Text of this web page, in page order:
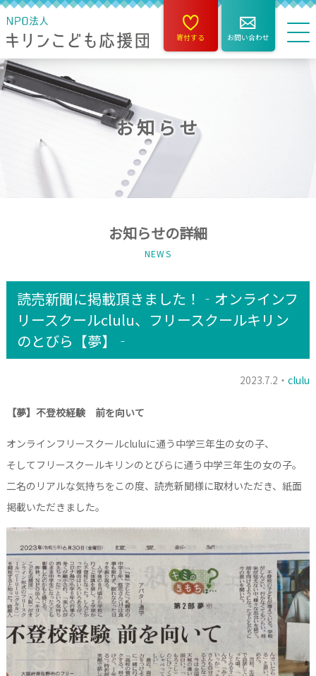
寄付する お問い合わせ
お知らせ
お知らせの詳細
NEWS
読売新聞に掲載頂きました！‐オンラインフ
リースクールclulu、フリースクールキリン
のとびら【夢】‐
2023.7.2・clulu
【夢】不登校経験 前を向いて
オンラインフリースクールcluluに通う中学三年生の女の子、
そしてフリースクールキリンのとびらに通う中学三年生の女の子。
二名のリアルな気持ちをこの度、読売新聞様に取材いただき、紙面
掲載いただきました。